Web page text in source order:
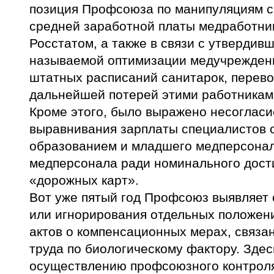
позиция Профсоюза по манипуляциям
средней заработной платы
Росстатом, а также в связи с
называемой оптимизации
штатных расписаний санитарок,
дальнейшей потерей этими
Кроме этого, было выражено
выравнивания зарплаты
образованием и младшего
медперсонала ради номинального
«дорожных карт».
Вот уже пятый год Профсоюз выявляет
или игнорирования отдельных
актов о компенсационных мерах,
труда по биологическому фактору.
осуществлению профсоюзного